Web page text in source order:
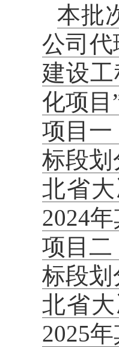
本批
公司代
建设
化项目
项目一
标段划
北省
2024
项目二
标段划
北省
2025